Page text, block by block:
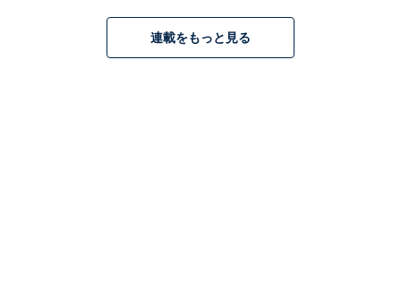
連載をもっと見る